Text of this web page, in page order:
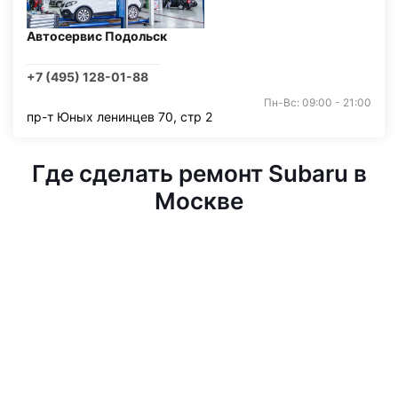
Автосервис Подольск
+7 (495) 128-01-88
Пн-Вс: 09:00 - 21:00
пр-т Юных ленинцев 70, стр 2
Где сделать ремонт Subaru в
Москве